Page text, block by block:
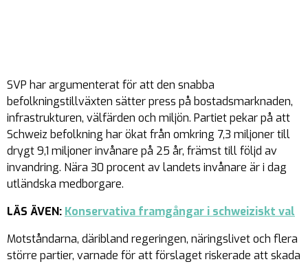
SVP har argumenterat för att den snabba
befolkningstillväxten sätter press på bostadsmarknaden,
infrastrukturen, välfärden och miljön. Partiet pekar på att
Schweiz befolkning har ökat från omkring 7,3 miljoner till
drygt 9,1 miljoner invånare på 25 år, främst till följd av
invandring. Nära 30 procent av landets invånare är i dag
utländska medborgare.
LÄS ÄVEN: Konservativa framgångar i schweiziskt val
Motståndarna, däribland regeringen, näringslivet och flera
större partier, varnade för att förslaget riskerade att skada